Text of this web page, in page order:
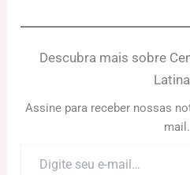
Descubra mais sobre
Assine para receber nossas
mail.